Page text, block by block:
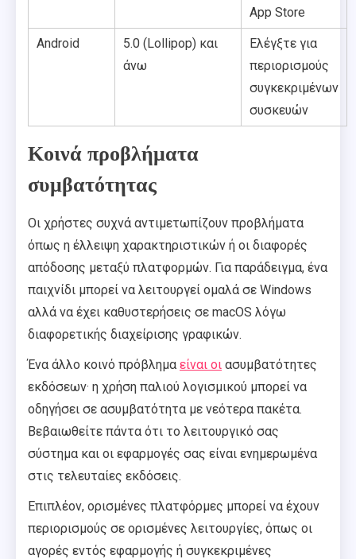
App Store
Android
5.0 (Lollipop) και
άνω
Ελέγξτε για
περιορισμούς
συγκεκριμένων
συσκευών
Κοινά προβλήματα
συμβατότητας
Οι χρήστες συχνά αντιμετωπίζουν προβλήματα
όπως η έλλειψη χαρακτηριστικών ή οι διαφορές
απόδοσης μεταξύ πλατφορμών. Για παράδειγμα, ένα
παιχνίδι μπορεί να λειτουργεί ομαλά σε Windows
αλλά να έχει καθυστερήσεις σε macOS λόγω
διαφορετικής διαχείρισης γραφικών.
Ένα άλλο κοινό πρόβλημα είναι οι ασυμβατότητες
εκδόσεων· η χρήση παλιού λογισμικού μπορεί να
οδηγήσει σε ασυμβατότητα με νεότερα πακέτα.
Βεβαιωθείτε πάντα ότι το λειτουργικό σας
σύστημα και οι εφαρμογές σας είναι ενημερωμένα
στις τελευταίες εκδόσεις.
Επιπλέον, ορισμένες πλατφόρμες μπορεί να έχουν
περιορισμούς σε ορισμένες λειτουργίες, όπως οι
αγορές εντός εφαρμογής ή συγκεκριμένες